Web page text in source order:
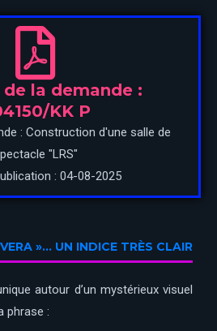
la demande :
KK P
: Construction d'une salle de
"LRS"
: 04-08-2025
»… UN INDICE TRÈS CLAIR
autour d’un mystérieux visuel
phrase :